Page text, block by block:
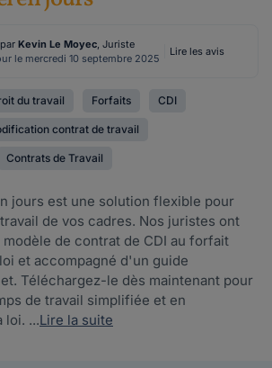
Kevin Le Moyec, Juriste
le mercredi 10 septembre 2025
Lire les avis
du travail Forfaits CDI
contrat de travail
Contrats de Travail
jours est une solution flexible pour
de vos cadres. Nos juristes ont
de contrat de CDI au forfait
et accompagné d'un guide
Téléchargez-le dès maintenant pour
de travail simplifiée et en
loi. ...Lire la suite